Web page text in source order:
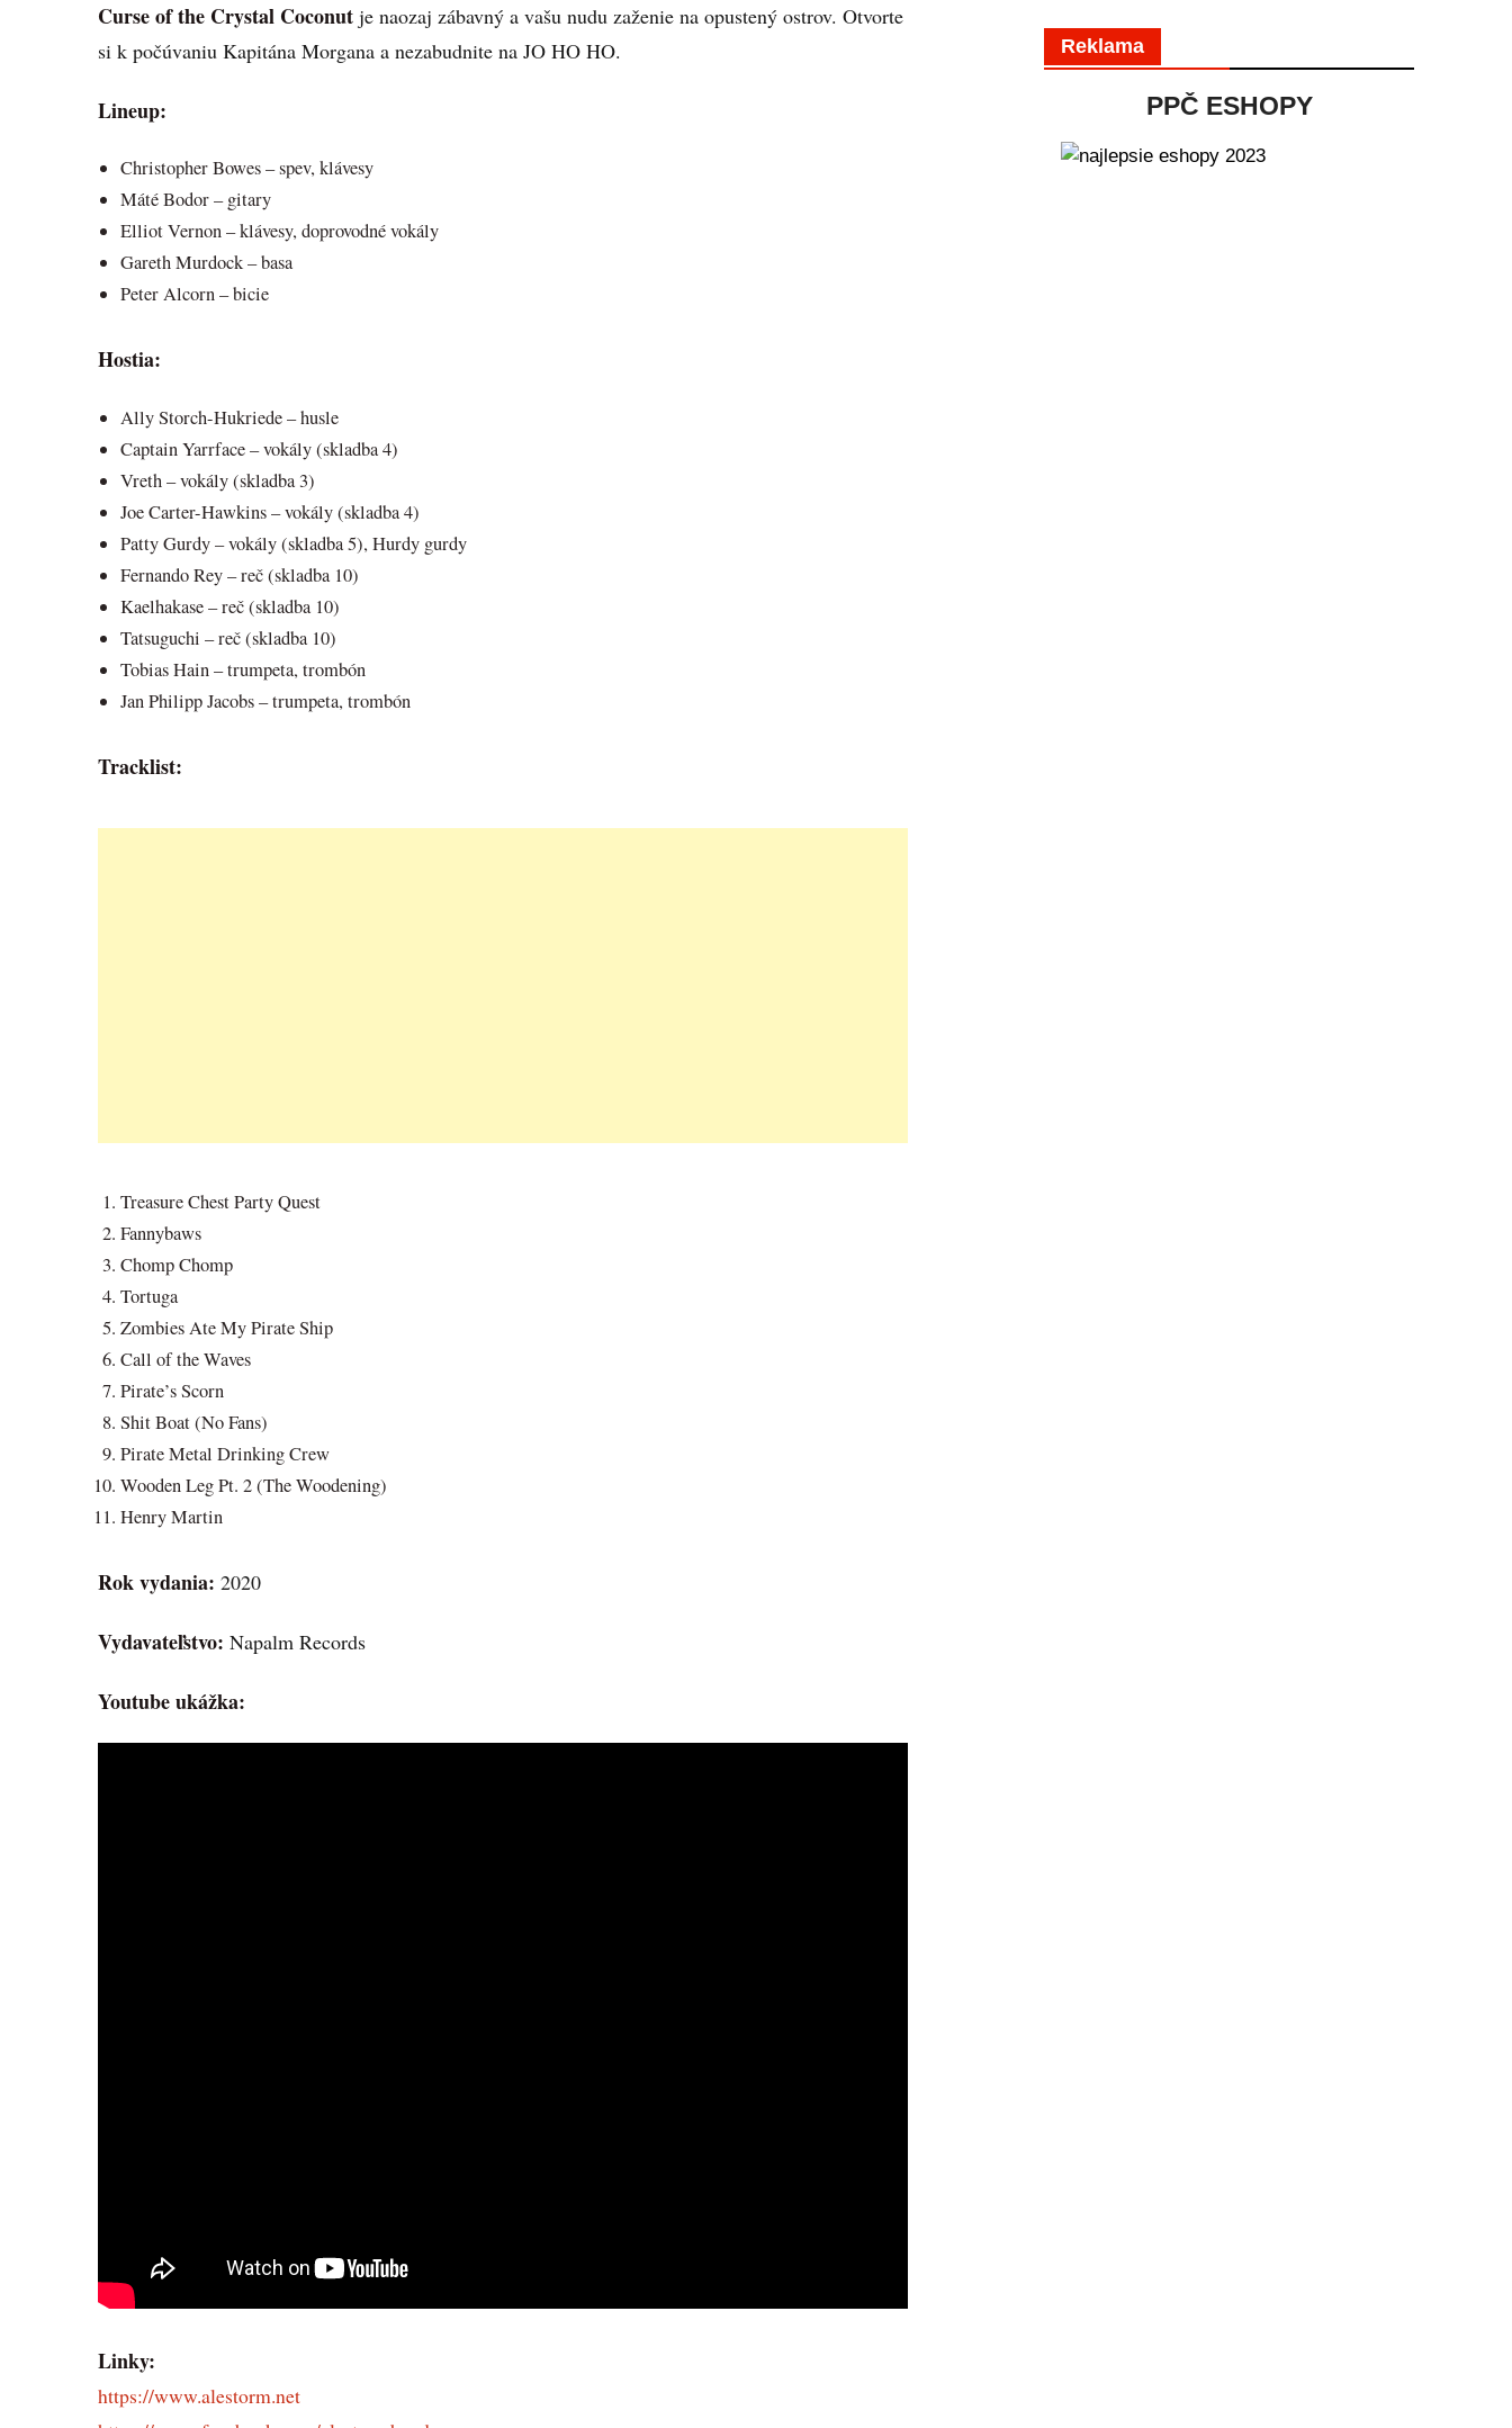
Curse of the Crystal Coconut je naozaj zábavný a vašu nudu zaženie na opustený ostrov. Otvorte
si k počúvaniu Kapitána Morgana a nezabudnite na JO HO HO.
Lineup:
Christopher Bowes – spev, klávesy
Máté Bodor – gitary
Elliot Vernon – klávesy, doprovodné vokály
Gareth Murdock – basa
Peter Alcorn – bicie
Hostia:
Ally Storch-Hukriede – husle
Captain Yarrface – vokály (skladba 4)
Vreth – vokály (skladba 3)
Joe Carter-Hawkins – vokály (skladba 4)
Patty Gurdy – vokály (skladba 5), Hurdy gurdy
Fernando Rey – reč (skladba 10)
Kaelhakase – reč (skladba 10)
Tatsuguchi – reč (skladba 10)
Tobias Hain – trumpeta, trombón
Jan Philipp Jacobs – trumpeta, trombón
Tracklist:
Treasure Chest Party Quest
Fannybaws
Chomp Chomp
Tortuga
Zombies Ate My Pirate Ship
Call of the Waves
Pirate’s Scorn
Shit Boat (No Fans)
Pirate Metal Drinking Crew
Wooden Leg Pt. 2 (The Woodening)
Henry Martin
Rok vydania: 2020
Vydavateľstvo: Napalm Records
Youtube ukážka:
Linky:
https://www.alestorm.net
Reklama
PPČ ESHOPY